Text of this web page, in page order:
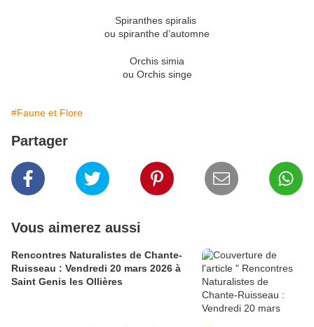
Spiranthes spiralis
ou spiranthe d’automne
Orchis simia
ou Orchis singe
#Faune et Flore
Partager
Vous aimerez aussi
Rencontres Naturalistes de Chante-
Ruisseau : Vendredi 20 mars 2026 à
Saint Genis les Ollières